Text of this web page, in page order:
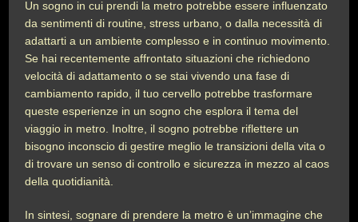
Un sogno in cui prendi la metro potrebbe essere influenzato
da sentimenti di routine, stress urbano, o dalla necessità di
adattarti a un ambiente complesso e in continuo movimento.
Se hai recentemente affrontato situazioni che richiedono
velocità di adattamento o se stai vivendo una fase di
cambiamento rapido, il tuo cervello potrebbe trasformare
queste esperienze in un sogno che esplora il tema del
viaggio in metro. Inoltre, il sogno potrebbe riflettere un
bisogno inconscio di gestire meglio le transizioni della vita o
di trovare un senso di controllo e sicurezza in mezzo al caos
della quotidianità.
In sintesi, sognare di prendere la metro è un’immagine che